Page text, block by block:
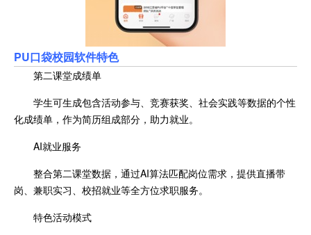
PU口袋校园软件特色
第二课堂成绩单
学生可生成包含活动参与、竞赛获奖、社会实践等数据的个性
化成绩单，作为简历组成部分，助力就业。
AI就业服务
整合第二课堂数据，通过AI算法匹配岗位需求，提供直播带
岗、兼职实习、校招就业等全方位求职服务。
特色活动模式